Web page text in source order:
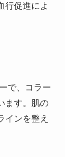
行促進によ
で、コラー
ます。肌の
インを整え